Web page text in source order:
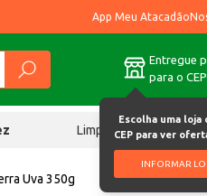
App Meu Atacadão
Entregue
para o CEP
Escolha uma loja
CEP para ver
INFORMAR
Limpeza
Uva 350g